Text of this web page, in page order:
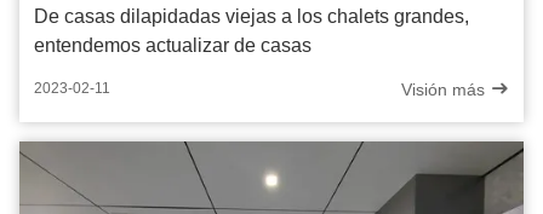
De casas dilapidadas viejas a los chalets grandes,
entendemos actualizar de casas
2023-02-11 Visión más